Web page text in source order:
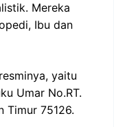
Mereka
Ibu dan
yaitu
Umar No.RT.
Timur 75126.